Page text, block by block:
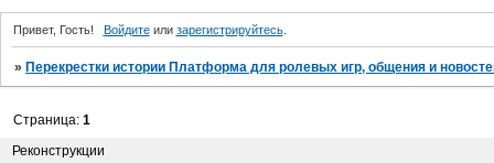
Привет, Гость! Войдитеили зарегистрируйтесь.
» Перекрестки истории Платформа для ролевых игр, общения и
Реконструкции
Страница:1